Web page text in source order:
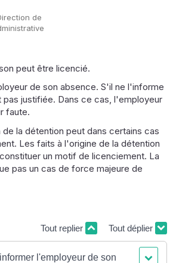
de
peut être licencié.
de son absence. S'il ne l'informe
justifiée. Dans ce cas, l'employeur
faute.
la détention peut dans certains cas
Les faits à l'origine de la détention
un motif de licenciement. La
pas un cas de force majeure de
Tout replier Tout déplier
l'employeur de son